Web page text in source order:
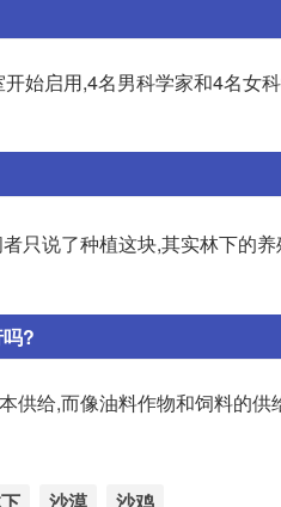
始启用,4名男科学家和4名女
只说了种植这块,其实林下的
?
给,而像油料作物和饲料的供
沙漠 沙鸡